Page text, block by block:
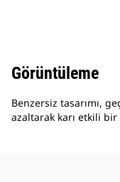
Görüntüleme
Benzersiz tasarımı,
azaltarak karı etkili